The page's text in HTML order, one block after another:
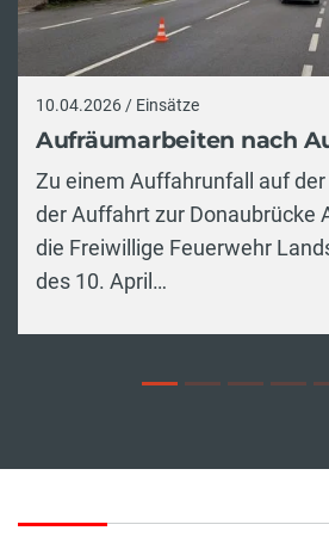
10.04.2026 / Einsätze
Aufräumarbeiten nach
Zu einem Auffahrunfall auf
der Auffahrt zur Donaubrücke
die Freiwillige Feuerwehr
des 10. April…